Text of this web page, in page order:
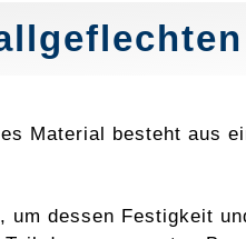
Material besteht aus
um dessen Festigkeit